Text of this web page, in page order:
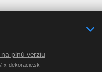
plnú verziu
x-dekoracie.sk